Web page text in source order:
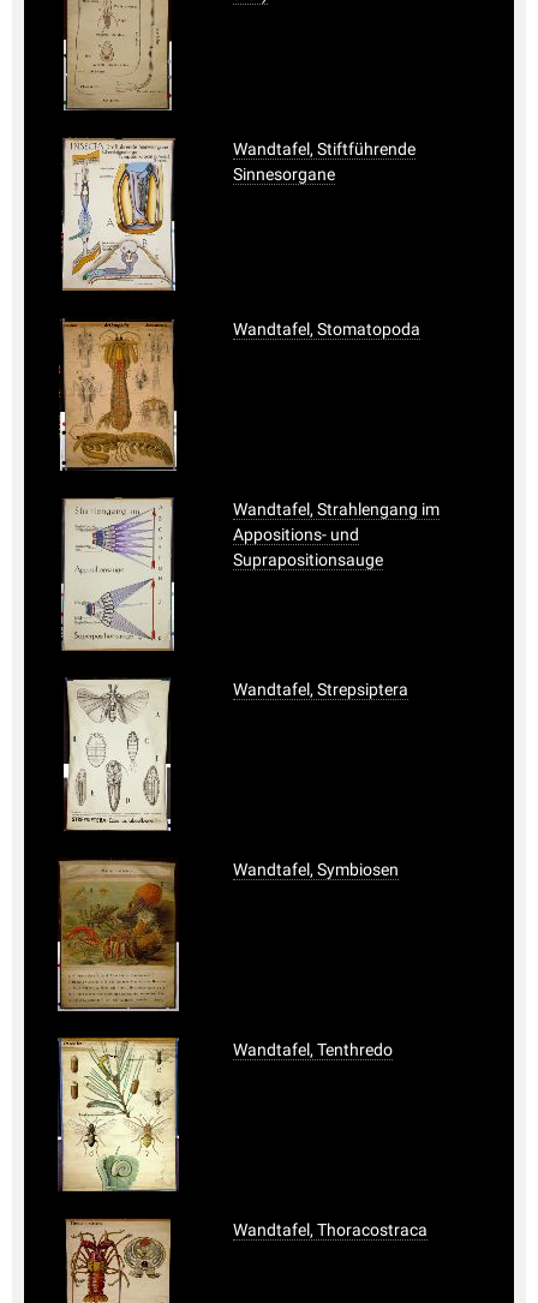
Wandtafel, Stiftführende
Sinnesorgane
Wandtafel, Stomatopoda
Wandtafel, Strahlengang im
Appositions- und
Suprapositionsauge
Wandtafel, Strepsiptera
Wandtafel, Symbiosen
Wandtafel, Tenthredo
Wandtafel, Thoracostraca